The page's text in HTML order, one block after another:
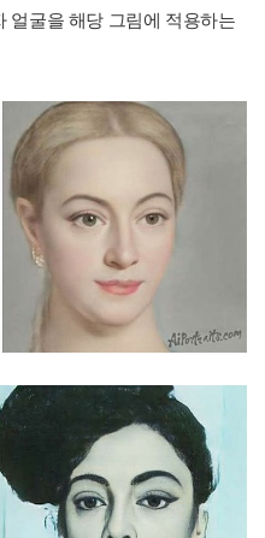
얼굴을 해당 그림에 적용하는